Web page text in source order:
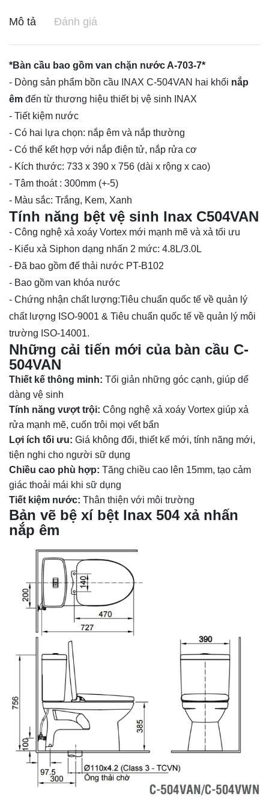
Mô tả Đánh giá
*Bàn cầu bao gồm van chặn nước A-703-7*
- Dòng sản phẩm bồn cầu INAX C-504VAN hai khối nắp
êm đến từ thương hiệu thiết bị vệ sinh INAX
- Tiết kiệm nước
- Có hai lựa chọn: nắp êm và nắp thường
- Có thể kết hợp với nắp điện tử, nắp rửa cơ
- Kích thước: 733 x 390 x 756 (dài x rộng x cao)
- Tâm thoát : 300mm (+-5)
- Màu sắc: Trắng, Kem, Xanh​
Tính năng bệt vệ sinh Inax C504VAN
- Công nghệ xả xoáy Vortex mới mạnh mẽ và xả tối ưu
- Kiểu xả Siphon dạng nhấn 2 mức: 4.8L/3.0L
- Đã bao gồm đế thải nước PT-B102
- Bao gồm van khóa nước
- Chứng nhận chất lượng:Tiêu chuẩn quốc tế về quản lý
chất lượng ISO-9001 & Tiêu chuẩn quốc tế về quản lý môi
trường ISO-14001.
Những cải tiến mới của bàn cầu C-
504VAN
Thiết kế thông minh: Tối giản những góc cạnh, giúp dể
dàng vệ sinh
Tính năng vượt trội: Công nghệ xả xoáy Vortex giúp xả
rửa mạnh mẽ, cuốn trôi mọi vết bẩn
Lợi ích tối ưu: Giá không đổi, thiết kế mới, tính năng mới,
tiện nghi cho người sữ dụng
Chiều cao phù hợp: Tăng chiều cao lên 15mm, tạo cảm
giác thoải mái khi sữ dụng
Tiết kiệm nước: Thân thiện với môi trường
Bản vẽ bệ xí bệt Inax 504 xả nhấn
nắp êm